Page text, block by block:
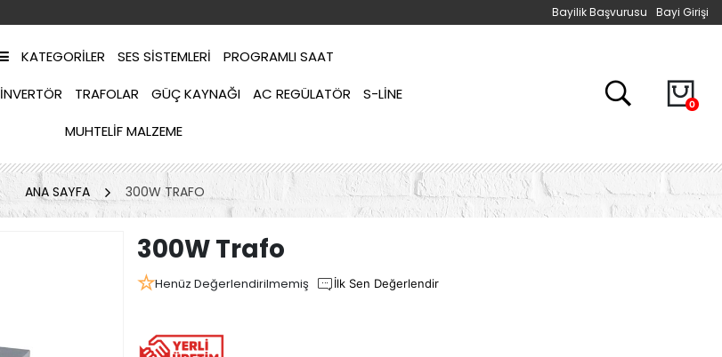
Bayi Girişi
Bayilik Başvurusu
KATEGORILER SES SISTEMLERI
PROGRAMLI SAAT
İNVERTÖR TRAFOLAR GÜÇ KAYNAĞI AC REGÜLATÖR
S-LINE
MUHTELIF MALZEME
0
ANA SAYFA 300W TRAFO
300W Trafo
Henüz Değerlendirilmemiş İlk Sen Değerlendir